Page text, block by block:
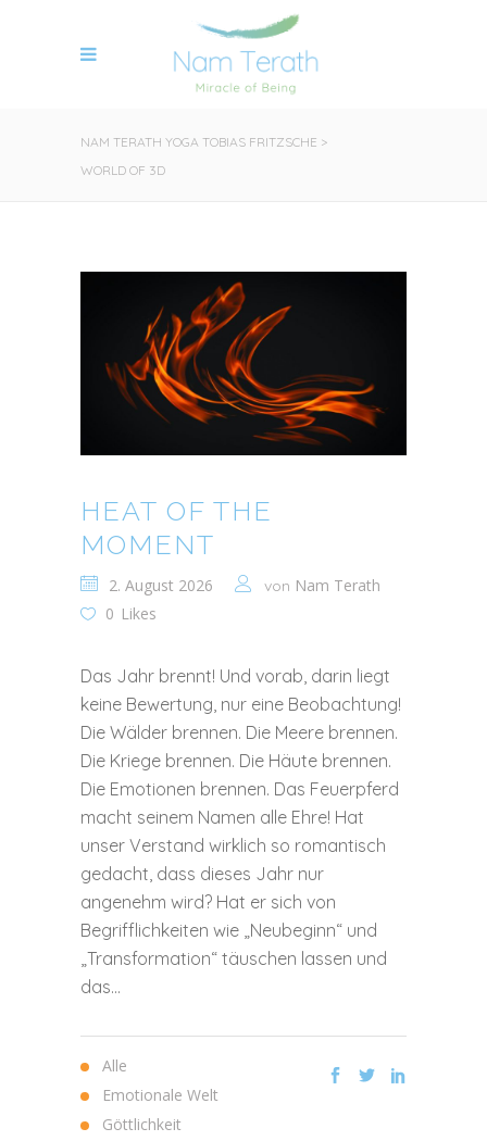
NAM TERATH YOGA TOBIAS FRITZSCHE >
WORLD OF 3D
HEAT OF THE
MOMENT
2. August 2026 von Nam Terath
0 Likes
Das Jahr brennt! Und vorab, darin liegt
keine Bewertung, nur eine Beobachtung!
Die Wälder brennen. Die Meere brennen.
Die Kriege brennen. Die Häute brennen.
Die Emotionen brennen. Das Feuerpferd
macht seinem Namen alle Ehre! Hat
unser Verstand wirklich so romantisch
gedacht, dass dieses Jahr nur
angenehm wird? Hat er sich von
Begrifflichkeiten wie „Neubeginn“ und
„Transformation“ täuschen lassen und
das...
Alle
Emotionale Welt
Göttlichkeit